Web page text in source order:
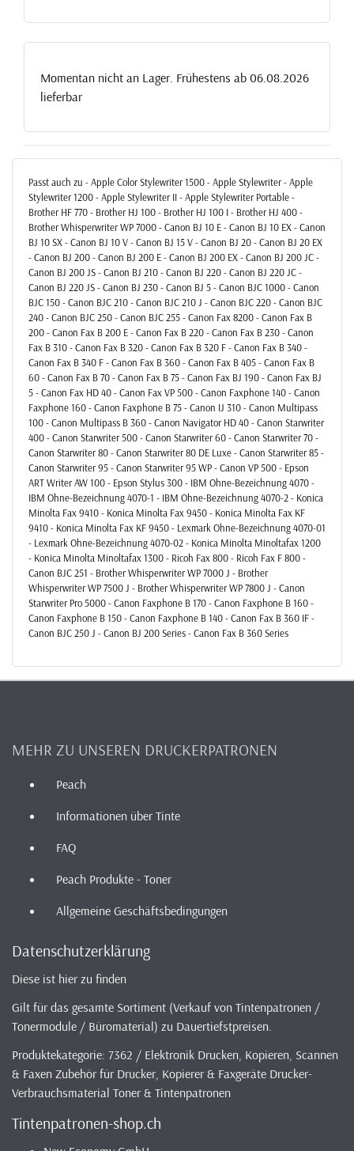
Momentan nicht an Lager. Frühestens ab 06.08.2026
lieferbar
Passt auch zu - Apple Color Stylewriter 1500 - Apple Stylewriter - Apple
Stylewriter 1200 - Apple Stylewriter II - Apple Stylewriter Portable -
Brother HF 770 - Brother HJ 100 - Brother HJ 100 I - Brother HJ 400 -
Brother Whisperwriter WP 7000 - Canon BJ 10 E - Canon BJ 10 EX - Canon
BJ 10 SX - Canon BJ 10 V - Canon BJ 15 V - Canon BJ 20 - Canon BJ 20 EX
- Canon BJ 200 - Canon BJ 200 E - Canon BJ 200 EX - Canon BJ 200 JC -
Canon BJ 200 JS - Canon BJ 210 - Canon BJ 220 - Canon BJ 220 JC -
Canon BJ 220 JS - Canon BJ 230 - Canon BJ 5 - Canon BJC 1000 - Canon
BJC 150 - Canon BJC 210 - Canon BJC 210 J - Canon BJC 220 - Canon BJC
240 - Canon BJC 250 - Canon BJC 255 - Canon Fax 8200 - Canon Fax B
200 - Canon Fax B 200 E - Canon Fax B 220 - Canon Fax B 230 - Canon
Fax B 310 - Canon Fax B 320 - Canon Fax B 320 F - Canon Fax B 340 -
Canon Fax B 340 F - Canon Fax B 360 - Canon Fax B 405 - Canon Fax B
60 - Canon Fax B 70 - Canon Fax B 75 - Canon Fax BJ 190 - Canon Fax BJ
5 - Canon Fax HD 40 - Canon Fax VP 500 - Canon Faxphone 140 - Canon
Faxphone 160 - Canon Faxphone B 75 - Canon IJ 310 - Canon Multipass
100 - Canon Multipass B 360 - Canon Navigator HD 40 - Canon Starwriter
400 - Canon Starwriter 500 - Canon Starwriter 60 - Canon Starwriter 70 -
Canon Starwriter 80 - Canon Starwriter 80 DE Luxe - Canon Starwriter 85 -
Canon Starwriter 95 - Canon Starwriter 95 WP - Canon VP 500 - Epson
ART Writer AW 100 - Epson Stylus 300 - IBM Ohne-Bezeichnung 4070 -
IBM Ohne-Bezeichnung 4070-1 - IBM Ohne-Bezeichnung 4070-2 - Konica
Minolta Fax 9410 - Konica Minolta Fax 9450 - Konica Minolta Fax KF
9410 - Konica Minolta Fax KF 9450 - Lexmark Ohne-Bezeichnung 4070-01
- Lexmark Ohne-Bezeichnung 4070-02 - Konica Minolta Minoltafax 1200
- Konica Minolta Minoltafax 1300 - Ricoh Fax 800 - Ricoh Fax F 800 -
Canon BJC 251 - Brother Whisperwriter WP 7000 J - Brother
Whisperwriter WP 7500 J - Brother Whisperwriter WP 7800 J - Canon
Starwriter Pro 5000 - Canon Faxphone B 170 - Canon Faxphone B 160 -
Canon Faxphone B 150 - Canon Faxphone B 140 - Canon Fax B 360 IF -
Canon BJC 250 J - Canon BJ 200 Series - Canon Fax B 360 Series
MEHR ZU UNSEREN DRUCKERPATRONEN
Peach
Informationen über Tinte
FAQ
Peach Produkte - Toner
Allgemeine Geschäftsbedingungen
Datenschutzerklärung
Diese ist hier zu finden
Gilt für das gesamte Sortiment (Verkauf von Tintenpatronen /
Tonermodule / Büromaterial) zu Dauertiefstpreisen.
Produktekategorie: 7362 / Elektronik Drucken, Kopieren, Scannen
& Faxen Zubehör für Drucker, Kopierer & Faxgeräte Drucker-
Verbrauchsmaterial Toner & Tintenpatronen
Tintenpatronen-shop.ch